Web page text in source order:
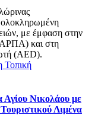
ολοκληρωμένη
με έμφαση στην
και στη
(AED).
Τοπική
Αγίου Νικολάου με
Λιμένα